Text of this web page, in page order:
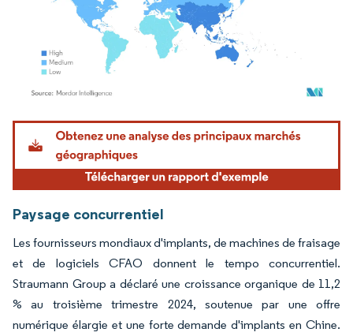
Image © Mordor Intelligence. La réutilisation nécessite une attribution sous CC BY
Paysage concurrentiel
Les fournisseurs mondiaux d'implants, de machines de fraisage
et de logiciels CFAO donnent le tempo concurrentiel.
Straumann Group a déclaré une croissance organique de 11,2
% au troisième trimestre 2024, soutenue par une offre
numérique élargie et une forte demande d'implants en Chine.